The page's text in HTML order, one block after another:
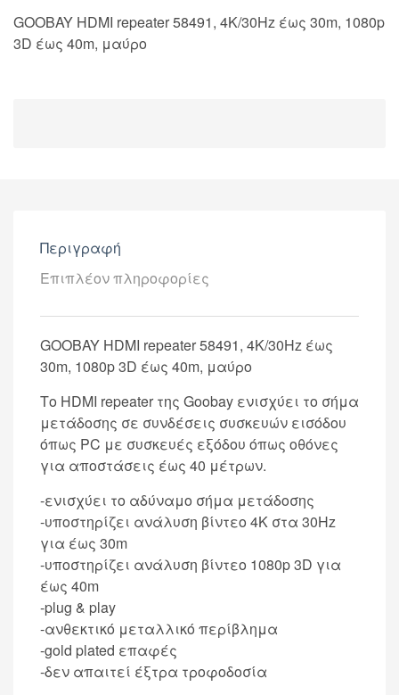
GOOBAY HDMI repeater 58491, 4K/30Hz έως 30m, 1080p
3D έως 40m, μαύρο
Περιγραφή
Επιπλέον πληροφορίες
GOOBAY HDMI repeater 58491, 4K/30Hz έως
30m, 1080p 3D έως 40m, μαύρο
Το HDMI repeater της Goobay ενισχύει το σήμα
μετάδοσης σε συνδέσεις συσκευών εισόδου
όπως PC με συσκευές εξόδου όπως οθόνες
για αποστάσεις έως 40 μέτρων.
-ενισχύει το αδύναμο σήμα μετάδοσης
-υποστηρίζει ανάλυση βίντεο 4K στα 30Hz
για έως 30m
-υποστηρίζει ανάλυση βίντεο 1080p 3D για
έως 40m
-plug & play
-ανθεκτικό μεταλλικό περίβλημα
-gold plated επαφές
-δεν απαιτεί έξτρα τροφοδοσία